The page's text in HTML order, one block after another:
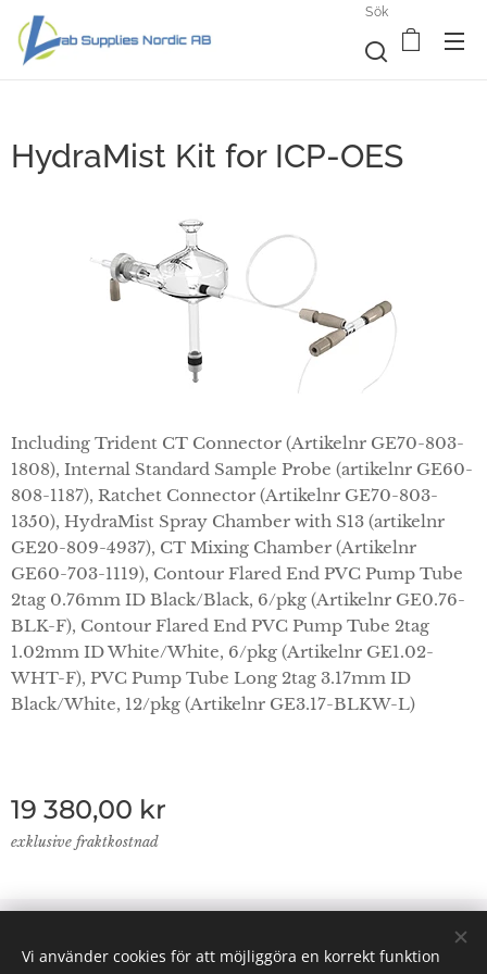
Sök
HydraMist Kit for ICP-OES
Including Trident CT Connector (Artikelnr GE70-803-
1808), Internal Standard Sample Probe (artikelnr GE60-
808-1187), Ratchet Connector (Artikelnr GE70-803-
1350), HydraMist Spray Chamber with S13 (artikelnr
GE20-809-4937), CT Mixing Chamber (Artikelnr
GE60-703-1119), Contour Flared End PVC Pump Tube
2tag 0.76mm ID Black/Black, 6/pkg (Artikelnr GE0.76-
BLK-F), Contour Flared End PVC Pump Tube 2tag
1.02mm ID White/White, 6/pkg (Artikelnr GE1.02-
WHT-F), PVC Pump Tube Long 2tag 3.17mm ID
Black/White, 12/pkg (Artikelnr GE3.17-BLKW-L)
19 380,00 kr
exklusive fraktkostnad
© 2024 Lab Supplies Nordic AB, VATnr SE559250124001,
PO BOX 2013, 800 02 Gävle
Vi använder cookies för att möjliggöra en korrekt funktion